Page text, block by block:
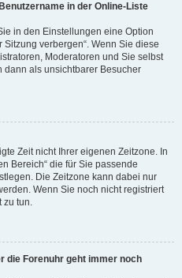
in der Online-Liste
in den Einstellungen eine Option
verbergen“. Wenn Sie diese
Moderatoren und Sie selbst
dann als unsichtbarer Besucher
Zeit nicht Ihrer eigenen Zeitzone. In
Bereich“ die für Sie passende
Die Zeitzone kann dabei nur
Wenn Sie noch nicht registriert
zu tun.
die Forenuhr geht immer noch